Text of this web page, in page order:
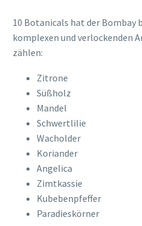
10 Botanicals hat der Bombay
komplexen und verlockenden
zählen:
Zitrone
Süßholz
Mandel
Schwertlilie
Wacholder
Koriander
Angelica
Zimtkassie
Kubebenpfeffer
Paradieskörner